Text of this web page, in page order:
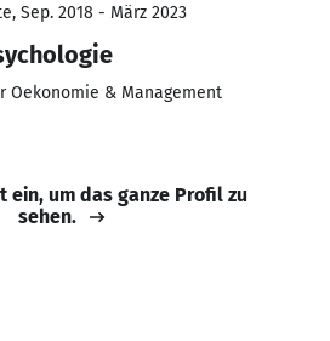
Sep. 2018 - März 2023
Oekonomie & Management
ein, um das ganze Profil zu
sehen.